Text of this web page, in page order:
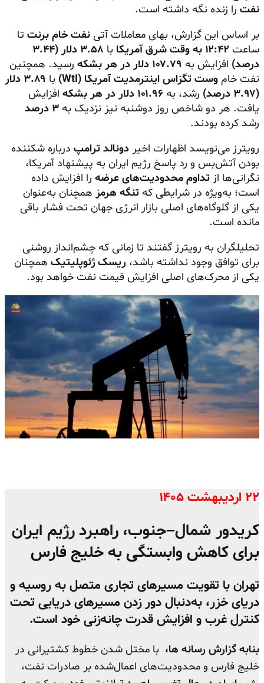
نفت را زنده نگه داشته است.
بر اساس این گزارش، بهای معاملات آتی نفت خام برنت تا
ساعت ۱۲:۴۲ به وقت شرق آمریکا با
۳.۵۸ دلار (۳.۴۴
درصد) افزایش به ۱۰۷.۷۹ دلار در هر بشکه
رسید. همچنین
نفت خام وست تگزاس اینترمدیت آمریکا (WtI) با
۳.۸۹ دلار
(۳.۹۷ درصد)
رشد، به ۱۰۱.۹۶ دلار در هر بشکه
افزایش
یافت. هر دو شاخص روز دوشنبه نیز نزدیک به ۳ درصد
رشد کرده بودند.
رویترز می‌نویسد اظهارات اخیر دونالد ترامپ درباره شکننده
بودن آتش‌بس و رد پاسخ رژیم ایران به پیشنهاد آمریکا،
نگرانی‌ها از تداوم محدودیت‌های عرضه را افزایش داده
است؛ به‌ویژه در شرایطی که تنگه هرمز همچنان به‌عنوان
یکی از گلوگاه‌های اصلی بازار انرژی جهان تحت فشار باقی
مانده است.
تحلیلگران به رویترز گفتند تا زمانی که چشم‌انداز روشنی
برای توافق وجود نداشته باشد، ریسک ژئوپلیتیک همچنان
یکی از محرک‌های اصلی افزایش قیمت نفت خواهد بود.
۲۲ اردیبهشت ۱۴۰۵
کریدور شمال–جنوب، راهبرد رژیم ایران
برای کاهش وابستگی به خلیج فارس
تهران با تقویت مسیرهای تجاری متصل به روسیه و
دریای خزر، به‌دنبال دور زدن مسیرهای دریایی تحت
کنترل غرب و افزایش قدرت چانه‌زنی خود است.
بنابه گزارش رسانه ها، با مختل شدن خطوط کشتیرانی در
خلیج فارس و محدودیت‌های اعمال‌شده بر صادرات نفت،